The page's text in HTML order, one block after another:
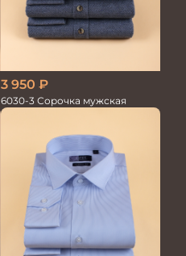
3 950 ₽
6030-3 Сорочка мужская